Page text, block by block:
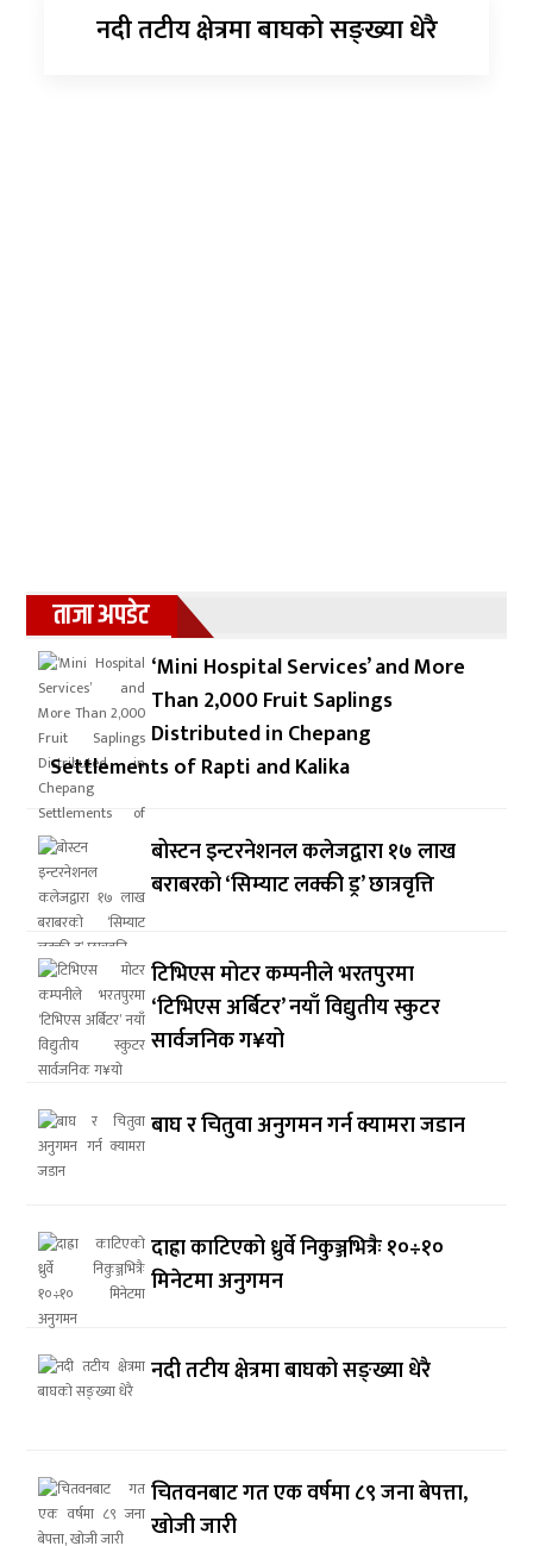
नदी तटीय क्षेत्रमा बाघको सङ्ख्या धेरै
ताजा अपडेट
‘Mini Hospital Services’ and More
Than 2,000 Fruit Saplings
Distributed in Chepang
Settlements of Rapti and Kalika
बोस्टन इन्टरनेशनल कलेजद्वारा १७ लाख
बराबरको ‘सिम्याट लक्की ड्र’ छात्रवृत्ति
टिभिएस मोटर कम्पनीले भरतपुरमा
‘टिभिएस अर्बिटर’ नयाँ विद्युतीय स्कुटर
सार्वजनिक ग¥यो
बाघ र चितुवा अनुगमन गर्न क्यामरा जडान
दाह्रा काटिएको ध्रुर्वे निकुञ्जभित्रैः १०÷१०
मिनेटमा अनुगमन
नदी तटीय क्षेत्रमा बाघको सङ्ख्या धेरै
चितवनबाट गत एक वर्षमा ८९ जना बेपत्ता,
खोजी जारी